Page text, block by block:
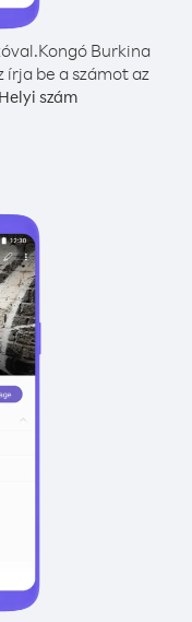
Kongó Burkina
be a számot az
Helyi szám